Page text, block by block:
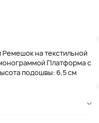
на текстильной
Платформа с
подошвы: 6,5 см